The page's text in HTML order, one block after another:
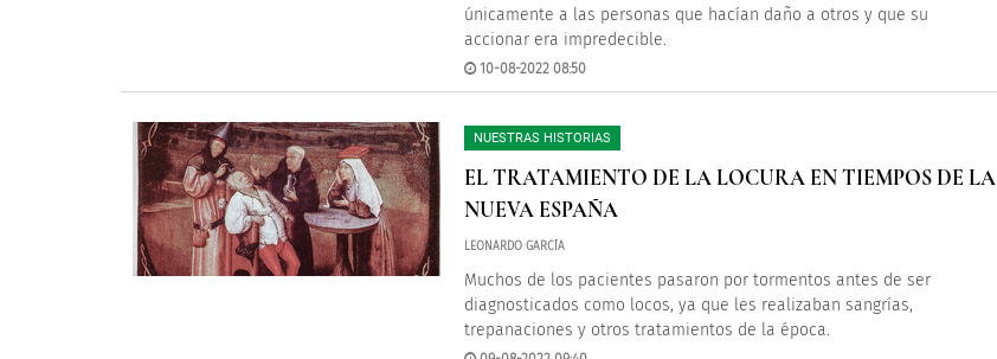
únicamente a las personas que hacían daño a otros y que su
accionar era impredecible.
10-08-2022 08:50
NUESTRAS HISTORIAS
EL TRATAMIENTO DE LA LOCURA EN TIEMPOS DE LA
NUEVA ESPAÑA
LEONARDO GARCÍA
Muchos de los pacientes pasaron por tormentos antes de ser
diagnosticados como locos, ya que les realizaban sangrías,
trepanaciones y otros tratamientos de la época.